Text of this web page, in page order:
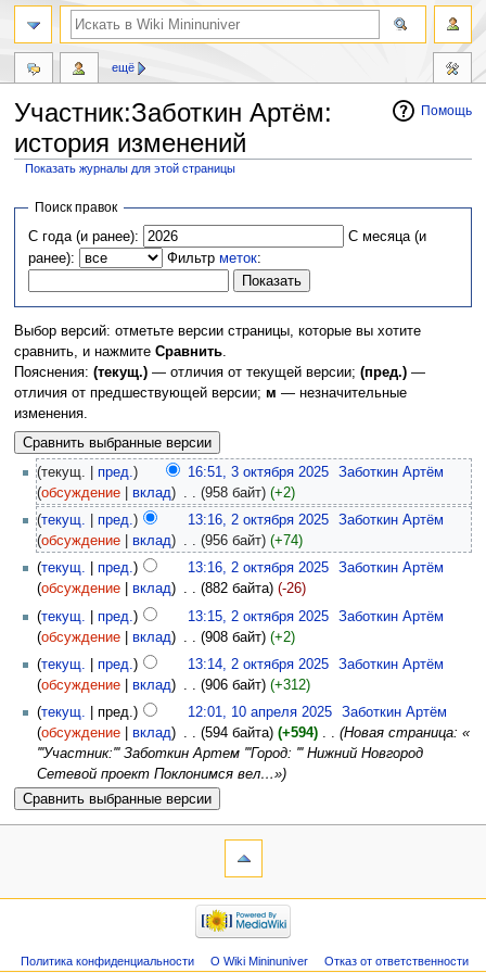
Помощь
Участник:Заботкин Артём:
история изменений
Показать журналы для этой страницы
Перейти
навигации
Перейти
поиску
Поиск правок
С года (и ранее):
С месяца (и
ранее):
Фильтрметок:
Выбор версий: отметьте версии страницы, которые вы хотите
сравнить, и нажмите Сравнить.
Пояснения: (текущ.)— отличия от текущей версии; (пред.)—
отличия от предшествующей версии; м — незначительные
изменения.
(текущ. | пред. ) 16:51, 3 октября 2025
Заботкин Артём
(обсуждение вклад) (958 байт) (+2)
(текущ. пред.) 13:16, 2 октября 2025
Заботкин Артём
(обсуждение вклад) . . (956 байт) (+74)
(текущ. пред.) 13:16, 2 октября 2025
Заботкин Артём
(обсуждение вклад) . . (882 байта) (-26)
(текущ. пред. ) 13:15, 2 октября 2025
Заботкин Артём
(обсуждение вклад) (908 байт) (+2)
(текущ. пред.) 13:14, 2 октября 2025
Заботкин Артём
(обсуждение вклад) . . (906 байт) (+312)
(текущ. | пред.) 12:01, 10 апреля 2025
Заботкин Артём
(обсуждение вклад) . . (594 байта) (+594)‎ . . (Новая страница: «
'''Участник:''' Заботкин Артем '''Город: ''' Нижний Новгород
Сетевой проект Поклонимся вел…»)
ещё
Политика конфиденциальности О Wiki Mininuniver Отказ от ответственности